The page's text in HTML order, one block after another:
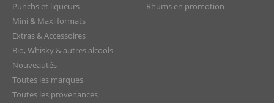
Punchs et liqueurs
Mini & Maxi formats
Extras & Accessoires
Bio, Whisky & autres alcools
Nouveautés
Toutes les marques
Toutes les provenances
Rhums en promotion